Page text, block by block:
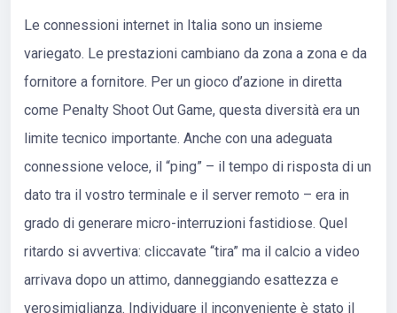
Le connessioni internet in Italia sono un insieme
variegato. Le prestazioni cambiano da zona a zona e da
fornitore a fornitore. Per un gioco d’azione in diretta
come Penalty Shoot Out Game, questa diversità era un
limite tecnico importante. Anche con una adeguata
connessione veloce, il “ping” – il tempo di risposta di un
dato tra il vostro terminale e il server remoto – era in
grado di generare micro-interruzioni fastidiose. Quel
ritardo si avvertiva: cliccavate “tira” ma il calcio a video
arrivava dopo un attimo, danneggiando esattezza e
verosimiglianza. Individuare il inconveniente è stato il